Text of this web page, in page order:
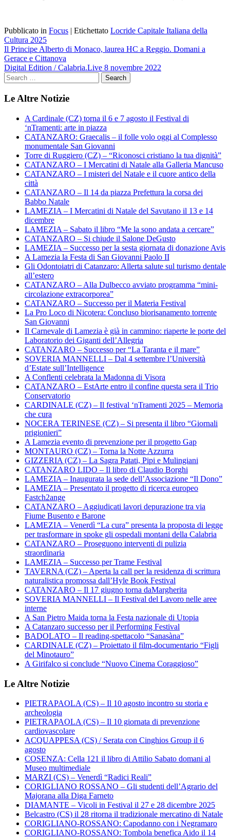
Pubblicato in Focus | Etichettato Locride Capitale Italiana della
Cultura 2025
Navigazione
articoli
Il Principe Alberto di Monaco, laurea HC a Reggio. Domani a
Gerace e Cittanova
Digital Edition / Calabria.Live 8 novembre 2022
Le Altre Notizie
A Cardinale (CZ) torna il 6 e 7 agosto il Festival di
‘nTramenti: arte in piazza
CATANZARO: Graecalis – il folle volo oggi al Complesso
monumentale San Giovanni
Torre di Ruggiero (CZ) – “Riconosci cristiano la tua dignità”
CATANZARO – I Mercatini di Natale alla Galleria Mancuso
CATANZARO – I misteri del Natale e il cuore antico della
città
CATANZARO – Il 14 da piazza Prefettura la corsa dei
Babbo Natale
LAMEZIA – I Mercatini di Natale del Savutano il 13 e 14
dicembre
LAMEZIA – Sabato il libro “Me la sono andata a cercare”
CATANZARO – Si chiude il Salone DeGusto
LAMEZIA – Successo per la sesta giornata di donazione Avis
A Lamezia la Festa di San Giovanni Paolo II
Gli Odontoiatri di Catanzaro: Allerta salute sul turismo dentale
all’estero
CATANZARO – Alla Dulbecco avviato programma “mini-
circolazione extracorporea”
CATANZARO – Successo per il Materia Festival
La Pro Loco di Nicotera: Concluso biorisanamento torrente
San Giovanni
Il Carnevale di Lamezia è già in cammino: riaperte le porte del
Laboratorio dei Giganti dell’Allegria
CATANZARO – Successo per “La Taranta e il mare”
SOVERIA MANNELLI – Dal 4 settembre l’Università
d’Estate sull’Intelligence
A Conflenti celebrata la Madonna di Visora
CATANZARO – EstArte entro il confine questa sera il Trio
Conservatorio
CARDINALE (CZ) – Il festival ‘nTramenti 2025 – Memoria
che cura
NOCERA TERINESE (CZ) – Si presenta il libro “Giornali
prigionieri”
A Lamezia evento di prevenzione per il progetto Gap
MONTAURO (CZ) – Torna la Notte Azzurra
GIZZERIA (CZ) – La Sagra Patati, Pipi e Mulingiani
CATANZARO LIDO – Il libro di Claudio Borghi
LAMEZIA – Inaugurata la sede dell’Associazione “Il Dono”
LAMEZIA – Presentato il progetto di ricerca europeo
Fastch2ange
CATANZARO – Aggiudicati lavori depurazione tra via
Fiume Busento e Barone
LAMEZIA – Venerdì “La cura” presenta la proposta di legge
per trasformare in spoke gli ospedali montani della Calabria
CATANZARO – Proseguono interventi di pulizia
straordinaria
LAMEZIA – Successo per Trame Festival
TAVERNA (CZ) – Aperta la call per la residenza di scrittura
naturalistica promossa dall’Hyle Book Festival
CATANZARO – Il 17 giugno torna daMargherita
SOVERIA MANNELLI – Il Festival del Lavoro nelle aree
interne
A San Pietro Maida torna la Festa nazionale di Utopia
A Catanzaro successo per il Performing Festival
BADOLATO – Il reading-spettacolo “Sanasàna”
CARDINALE (CZ) – Proiettato il film-documentario “Figli
del Minotauro”
A Girifalco si conclude “Nuovo Cinema Coraggioso”
Le Altre Notizie
PIETRAPAOLA (CS) – Il 10 agosto incontro su storia e
archeologia
PIETRAPAOLA (CS) – Il 10 giornata di prevenzione
cardiovascolare
ACQUAPPESA (CS) / Serata con Cinghios Group il 6
agosto
COSENZA: Cella 121 il libro di Attilio Sabato domani al
Museo multimediale
MARZI (CS) – Venerdì “Radici Reali”
CORIGLIANO ROSSANO – Gli studenti dell’Agrario del
Majorana alla Diga Farneto
DIAMANTE – Vicoli in Festival il 27 e 28 dicembre 2025
Belcastro (CS) il 28 ritorna il tradizionale mercatino di Natale
CORIGLIANO-ROSSANO: Capodanno con i Negramaro
CORIGLIANO-ROSSANO: Tombola benefica Aido il 14